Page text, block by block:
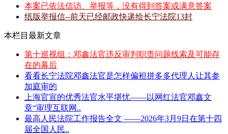
本案已依法信访、举报等，没有得到答案或满意答案
纸版举报信--前天已经邮政快递给长宁法院13封
本栏目最新文章
第十巡视组：邓鑫法官违反审判职责问题线索及可能存
在的幕后
看看长宁法院邓鑫法官是怎样偏袒拼多多代理人让其参
加庭审的
上海官宣的优秀法官水平堪忧——以网红法官邓鑫文
章“审理互联网..
最高人民法院工作报告全文 ——2026年3月9日在第十四
届全国人民..